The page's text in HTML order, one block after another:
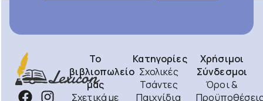
Το
βιβλιοπωλείο
μας
Σχετικά με
Κατηγορίες
Σχολικές
Τσάντες
Παιχνίδια
Χρήσιμοι
Σύνδεσμοι
Όροι &